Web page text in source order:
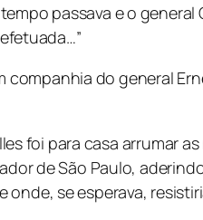
passava e o
do general
foi para casa arrumar
de São Paulo,
se esperava,